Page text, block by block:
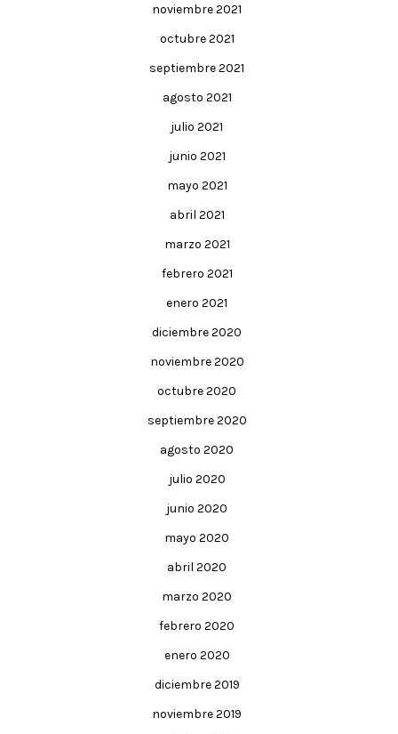
noviembre 2021
octubre 2021
septiembre 2021
agosto 2021
julio 2021
junio 2021
mayo 2021
abril 2021
marzo 2021
febrero 2021
enero 2021
diciembre 2020
noviembre 2020
octubre 2020
septiembre 2020
agosto 2020
julio 2020
junio 2020
mayo 2020
abril 2020
marzo 2020
febrero 2020
enero 2020
diciembre 2019
noviembre 2019